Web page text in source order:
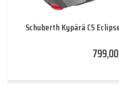
Schuberth Kypärä C5
799,00